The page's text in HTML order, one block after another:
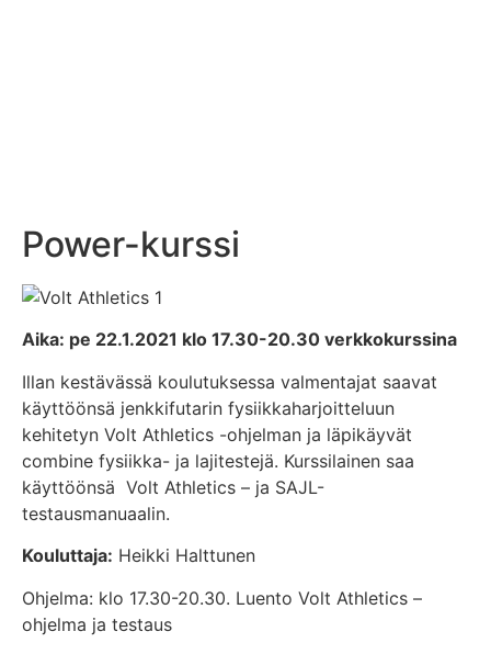
Power-kurssi
Aika: pe 22.1.2021 klo 17.30-20.30 verkkokurssina
Illan kestävässä koulutuksessa valmentajat saavat
käyttöönsä jenkkifutarin fysiikkaharjoitteluun
kehitetyn Volt Athletics -ohjelman ja läpikäyvät
combine fysiikka- ja lajitestejä. Kurssilainen saa
käyttöönsä Volt Athletics – ja SAJL-
testausmanuaalin.
Kouluttaja: Heikki Halttunen
Ohjelma: klo 17.30-20.30. Luento Volt Athletics –
ohjelma ja testaus